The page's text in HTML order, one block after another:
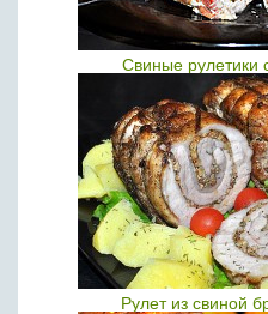
Свиные рулетики
Рулет из свиной